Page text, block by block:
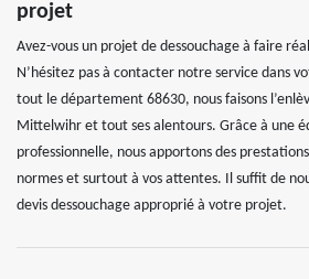
projet
Avez-vous un projet de dessouchage à faire
N’hésitez pas à contacter notre service dans
tout le département 68630, nous faisons
Mittelwihr et tout ses alentours. Grâce à une
professionnelle, nous apportons des
normes et surtout à vos attentes. Il suffit de
devis dessouchage approprié à votre projet.